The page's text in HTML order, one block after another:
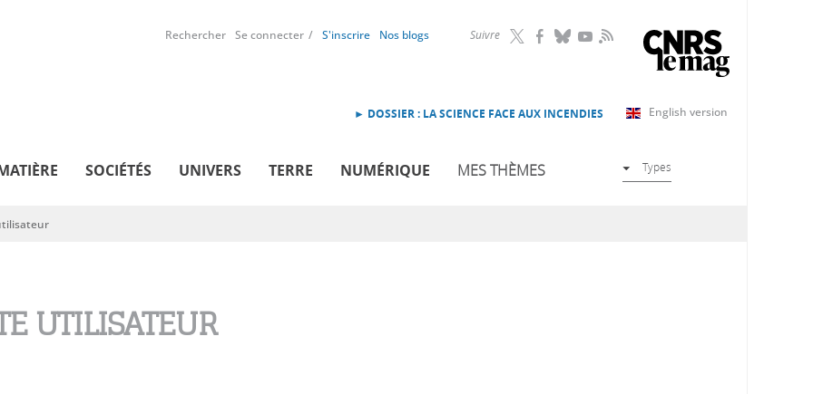
Suivre RSS
Rechercher Se connecter S'inscrire Nos blogs
English version
► DOSSIER : LA SCIENCE FACE AUX INCENDIES
SOCIÉTÉS UNIVERS TERRE NUMÉRIQUE MES THÈMES Types
UTILISATEUR